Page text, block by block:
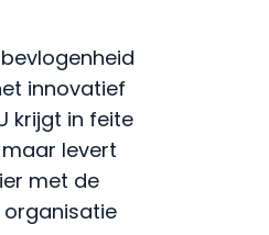
innovatief
krijgt in feite
levert
met de